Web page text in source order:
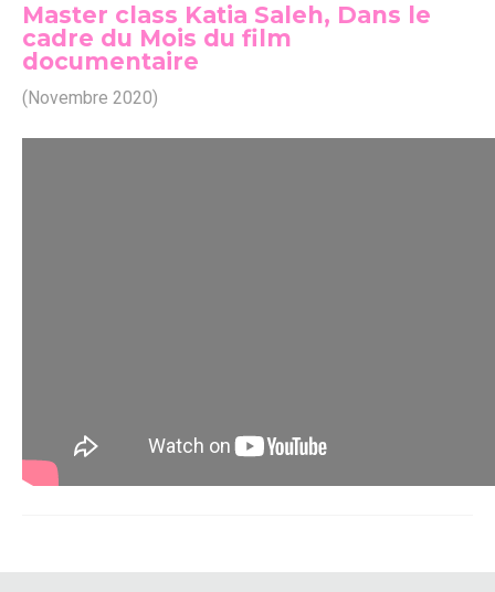
Master class Katia Saleh, Dans le
cadre du Mois du film
documentaire
(Novembre 2020)